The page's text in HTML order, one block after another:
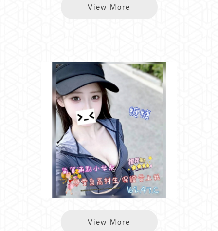
長春暖暖
View More
長春糖糖
View More